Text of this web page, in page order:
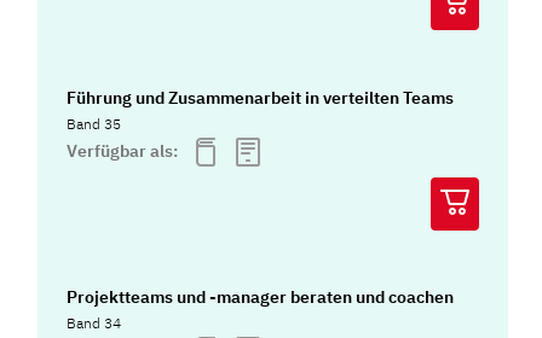
Führung und Zusammenarbeit in verteilten Teams
Band 35
Verfügbar als:
Projektteams und -manager beraten und coachen
Band 34